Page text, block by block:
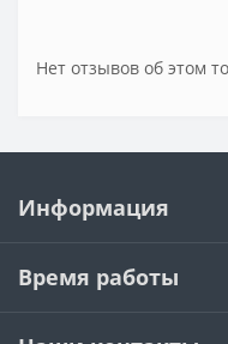
Нет отзывов об этом
Информация
Время работы